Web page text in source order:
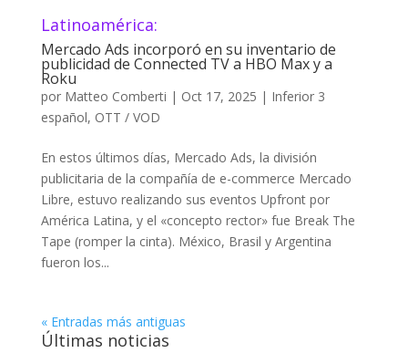
Latinoamérica:
Mercado Ads incorporó en su inventario de
publicidad de Connected TV a HBO Max y a
Roku
por Matteo Comberti | Oct 17, 2025 | Inferior 3
español, OTT / VOD
En estos últimos días, Mercado Ads, la división
publicitaria de la compañía de e-commerce Mercado
Libre, estuvo realizando sus eventos Upfront por
América Latina, y el «concepto rector» fue Break The
Tape (romper la cinta). México, Brasil y Argentina
fueron los...
« Entradas más antiguas
Últimas noticias